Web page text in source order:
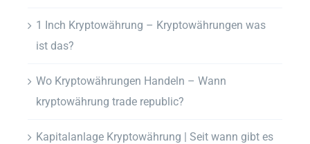
1 Inch Kryptowährung – Kryptowährungen was
ist das?
Wo Kryptowährungen Handeln – Wann
kryptowährung trade republic?
Kapitalanlage Kryptowährung | Seit wann gibt es